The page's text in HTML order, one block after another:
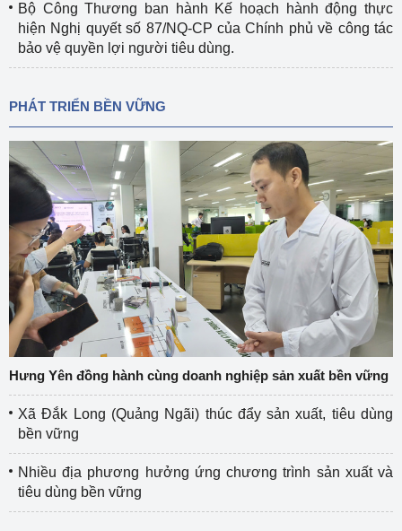
Bộ Công Thương ban hành Kế hoạch hành động thực
hiện Nghị quyết số 87/NQ-CP của Chính phủ về công tác
bảo vệ quyền lợi người tiêu dùng.
PHÁT TRIỂN BỀN VỮNG
Hưng Yên đồng hành cùng doanh nghiệp sản xuất bền vững
Xã Đắk Long (Quảng Ngãi) thúc đẩy sản xuất, tiêu dùng
bền vững
Nhiều địa phương hưởng ứng chương trình sản xuất và
tiêu dùng bền vững